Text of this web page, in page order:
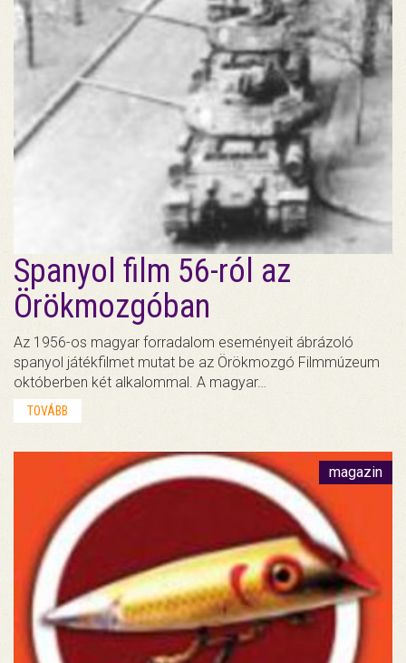
Spanyol film 56-ról az
Örökmozgóban
Az 1956-os magyar forradalom eseményeit ábrázoló
spanyol játékfilmet mutat be az Örökmozgó Filmmúzeum
októberben két alkalommal. A magyar…
TOVÁBB
magazin